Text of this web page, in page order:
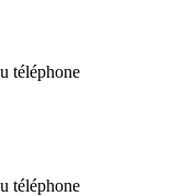
téléphone
téléphone